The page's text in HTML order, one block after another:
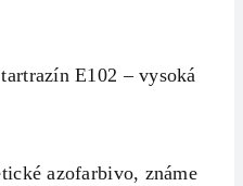
E102 – vysoká
azofarbivo, známe